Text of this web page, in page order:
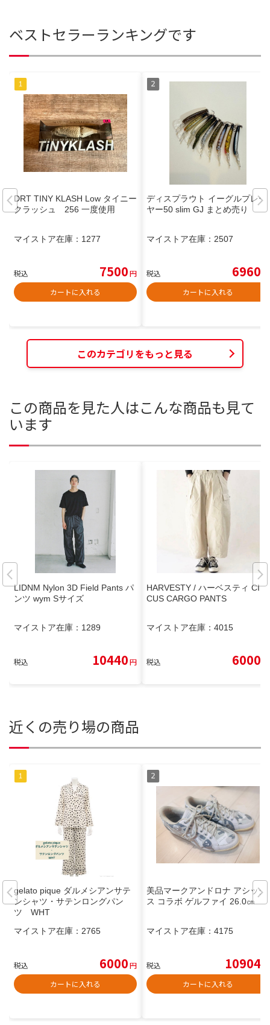
ベストセラーランキングです
DRT TINY KLASH Low タイニー
クラッシュ 256 一度使用
マイストア在庫： 1277
税込 7500円
カートに入れる
ディスプラウト イーグルプレー
ヤー50 slim GJ まとめ売り
マイストア在庫： 2507
税込 6960
カートに入れる
このカテゴリをもっと見る
この商品を見た人はこんな商品も見て
います
LIDNM Nylon 3D Field Pants パ
ンツ wym Sサイズ
マイストア在庫： 1289
税込 10440円
HARVESTY / ハーベスティ CIR
CUS CARGO PANTS
マイストア在庫： 4015
税込 6000
近くの売り場の商品
gelato pique ダルメシアンサテ
ンシャツ・サテンロングパン
ツ WHT
マイストア在庫： 2765
税込 6000円
カートに入れる
美品マークアンドロナ アシック
ス コラボ ゲルファイ 26.0㎝
マイストア在庫： 4175
税込 10904
カートに入れる